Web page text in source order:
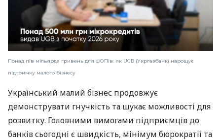
Понад пів мільярда гривень для ФОПів: як UGB (Укргазбанк) нарощує
підтримку малого бізнесу
Український малий бізнес продовжує
демонструвати гнучкість та шукає можливості для
розвитку. Головними вимогами підприємців до
банків сьогодні є швидкість, мінімум бюрократії та